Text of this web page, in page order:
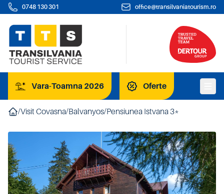
0748 130 301 office@transilvaniatourism.ro
Vara-Toamna 2026 Oferte
/Visit Covasna/Balvanyos/Pensiunea Istvana 3*